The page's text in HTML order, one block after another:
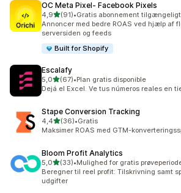
OC Meta Pixel‑ Facebook Pixels
4,9ud af 5 stjerner
(91)
91 anmeldelser i alt
•Gratis abonnement tilgængeligt
Annoncer med bedre ROAS ved hjælp af
serversiden og feeds
Built for Shopify
Escalafy
5,0ud af 5 stjerner
(67)
67 anmeldelser i alt
•Plan gratis disponible
Dejá el Excel. Ve tus números reales en
Stape Conversion Tracking
4,4ud af 5 stjerner
(36)
36 anmeldelser i alt
•Gratis
Maksimer ROAS med GTM-
Bloom Profit Analytics
5,0ud af 5 stjerner
(33)
33 anmeldelser i alt
•Mulighed for gratis
Beregner til reel profit: Tilskrivning samt
udgifter